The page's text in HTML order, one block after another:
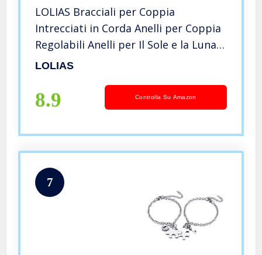
LOLIAS Bracciali per Coppia
Intrecciati in Corda Anelli per Coppia
Regolabili Anelli per Il Sole e la Luna
Bracciale Abbinato Regalo di per
e lei
LOLIAS
8.9 Controlla Su Amazon
7